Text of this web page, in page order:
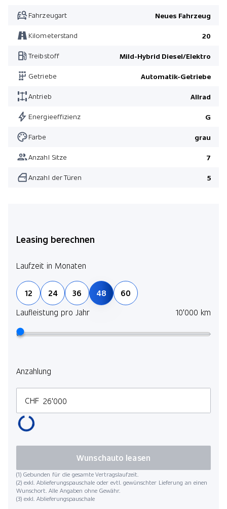
Heckklappe elektrisch mit Freihandfunktion
Dachreling schwarz
Vordersitze 20-fach elektr. verstel. mit Massage und Memory
Premium Metallic-Lackierung
Dunkelgetönte Scheiben
Pack Winter
Pack 3. Sitzreihe
Fahrzeugart Neues Fahrzeug
Kilometerstand 20
Treibstoff Mild-Hybrid Diesel/Elektro
Getriebe Automatik-Getriebe
Antrieb Allrad
Energieeffizienz G
Farbe grau
Anzahl Sitze 7
Anzahl der Türen 5
Leasing berechnen
Laufzeit in Monaten
12 24 36 48
60
Laufleistung pro Jahr
10'000 km
Anzahlung
CHF
(1) Gebunden für die gesamte Vertragslaufzeit.
(2) exkl. Ablieferungspauschale oder evtl. gewünschter Lieferung an einen
Wunschort. Alle Angaben ohne Gewähr.
(3) exkl. Ablieferungspauschale
Wunschauto leasen